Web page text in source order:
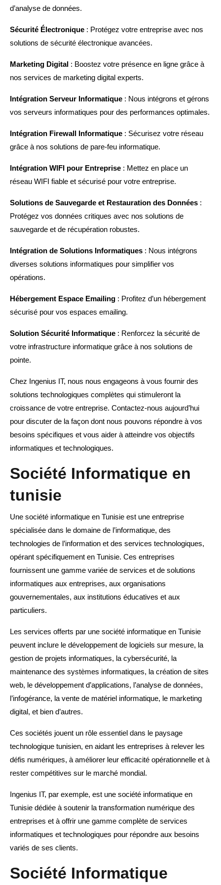
d’analyse de données.
Sécurité Électronique : Protégez votre entreprise avec nos
solutions de sécurité électronique avancées.
Marketing Digital : Boostez votre présence en ligne grâce à
nos services de marketing digital experts.
Intégration Serveur Informatique : Nous intégrons et gérons
vos serveurs informatiques pour des performances optimales.
Intégration Firewall Informatique : Sécurisez votre réseau
grâce à nos solutions de pare-feu informatique.
Intégration WIFI pour Entreprise : Mettez en place un
réseau WIFI fiable et sécurisé pour votre entreprise.
Solutions de Sauvegarde et Restauration des Données :
Protégez vos données critiques avec nos solutions de
sauvegarde et de récupération robustes.
Intégration de Solutions Informatiques : Nous intégrons
diverses solutions informatiques pour simplifier vos
opérations.
Hébergement Espace Emailing : Profitez d’un hébergement
sécurisé pour vos espaces emailing.
Solution Sécurité Informatique : Renforcez la sécurité de
votre infrastructure informatique grâce à nos solutions de
pointe.
Chez Ingenius IT, nous nous engageons à vous fournir des
solutions technologiques complètes qui stimuleront la
croissance de votre entreprise. Contactez-nous aujourd’hui
pour discuter de la façon dont nous pouvons répondre à vos
besoins spécifiques et vous aider à atteindre vos objectifs
informatiques et technologiques.
Société Informatique en
tunisie
Une société informatique en Tunisie est une entreprise
spécialisée dans le domaine de l’informatique, des
technologies de l’information et des services technologiques,
opérant spécifiquement en Tunisie. Ces entreprises
fournissent une gamme variée de services et de solutions
informatiques aux entreprises, aux organisations
gouvernementales, aux institutions éducatives et aux
particuliers.
Les services offerts par une société informatique en Tunisie
peuvent inclure le développement de logiciels sur mesure, la
gestion de projets informatiques, la cybersécurité, la
maintenance des systèmes informatiques, la création de sites
web, le développement d’applications, l’analyse de données,
l’infogérance, la vente de matériel informatique, le marketing
digital, et bien d’autres.
Ces sociétés jouent un rôle essentiel dans le paysage
technologique tunisien, en aidant les entreprises à relever les
défis numériques, à améliorer leur efficacité opérationnelle et à
rester compétitives sur le marché mondial.
Ingenius IT, par exemple, est une société informatique en
Tunisie dédiée à soutenir la transformation numérique des
entreprises et à offrir une gamme complète de services
informatiques et technologiques pour répondre aux besoins
variés de ses clients.
Société Informatique